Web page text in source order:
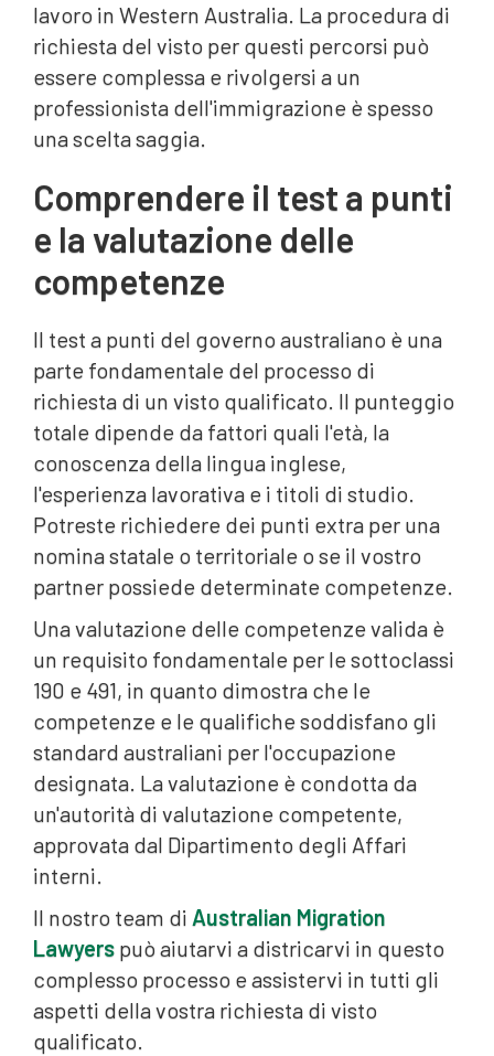
lavoro in Western Australia. La procedura di
richiesta del visto per questi percorsi può
essere complessa e rivolgersi a un
professionista dell'immigrazione è spesso
una scelta saggia.
Comprendere il test a punti
e la valutazione delle
competenze
Il test a punti del governo australiano è una
parte fondamentale del processo di
richiesta di un visto qualificato. Il punteggio
totale dipende da fattori quali l'età, la
conoscenza della lingua inglese,
l'esperienza lavorativa e i titoli di studio.
Potreste richiedere dei punti extra per una
nomina statale o territoriale o se il vostro
partner possiede determinate competenze.
Una valutazione delle competenze valida è
un requisito fondamentale per le sottoclassi
190 e 491, in quanto dimostra che le
competenze e le qualifiche soddisfano gli
standard australiani per l'occupazione
designata. La valutazione è condotta da
un'autorità di valutazione competente,
approvata dal Dipartimento degli Affari
interni.
Il nostro team di Australian Migration
Lawyers può aiutarvi a districarvi in questo
complesso processo e assistervi in tutti gli
aspetti della vostra richiesta di visto
qualificato.